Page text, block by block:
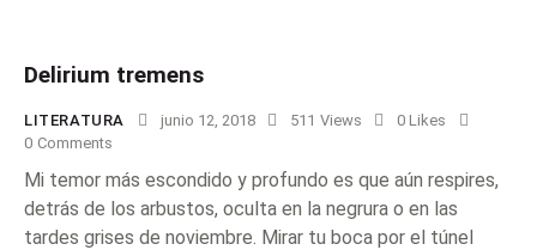
Delirium tremens
LITERATURA junio 12, 2018 511 Views 0 Likes
0 Comments
Mi temor más escondido y profundo es que aún respires,
detrás de los arbustos, oculta en la negrura o en las
tardes grises de noviembre. Mirar tu boca por el túnel